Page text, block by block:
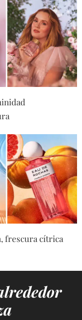
frescura cítrica